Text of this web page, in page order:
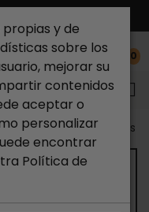
0
Outlet zapatos
TACÓN DE
y de
sobre los
mejorar su
contenidos
aceptar o
personalizar
encontrar
Política de